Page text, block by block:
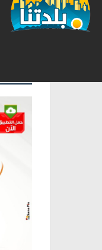
2026-08-06 شريط الأخبار